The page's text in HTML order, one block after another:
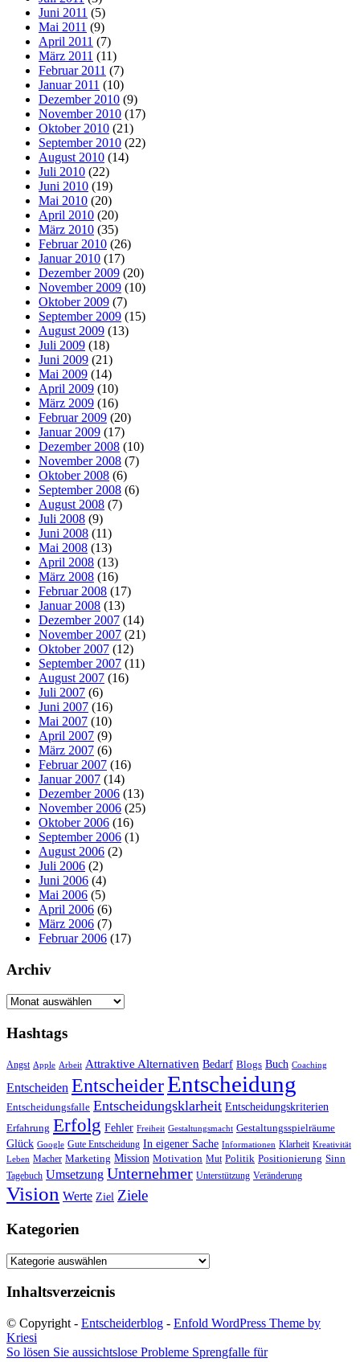
Juni 2011 (5)
Mai 2011 (9)
April 2011 (7)
März 2011 (11)
Februar 2011 (7)
Januar 2011 (10)
Dezember 2010 (9)
November 2010 (17)
Oktober 2010 (21)
September 2010 (22)
August 2010 (14)
Juli 2010 (22)
Juni 2010 (19)
Mai 2010 (20)
April 2010 (20)
März 2010 (35)
Februar 2010 (26)
Januar 2010 (17)
Dezember 2009 (20)
November 2009 (10)
Oktober 2009 (7)
September 2009 (15)
August 2009 (13)
Juli 2009 (18)
Juni 2009 (21)
Mai 2009 (14)
April 2009 (10)
März 2009 (16)
Februar 2009 (20)
Januar 2009 (17)
Dezember 2008 (10)
November 2008 (7)
Oktober 2008 (6)
September 2008 (6)
August 2008 (7)
Juli 2008 (9)
Juni 2008 (11)
Mai 2008 (13)
April 2008 (13)
März 2008 (16)
Februar 2008 (17)
Januar 2008 (13)
Dezember 2007 (14)
November 2007 (21)
Oktober 2007 (12)
September 2007 (11)
August 2007 (16)
Juli 2007 (6)
Juni 2007 (16)
Mai 2007 (10)
April 2007 (9)
März 2007 (6)
Februar 2007 (16)
Januar 2007 (14)
Dezember 2006 (13)
November 2006 (25)
Oktober 2006 (16)
September 2006 (1)
August 2006 (2)
Juli 2006 (2)
Juni 2006 (4)
Mai 2006 (5)
April 2006 (6)
März 2006 (7)
Februar 2006 (17)
Archiv
Archiv
Hashtags
Angst Apple Arbeit Attraktive Alternativen Bedarf Blogs Buch Coaching
Entscheiden EntscheiderEntscheidung
Entscheidungsfalle Entscheidungsklarheit Entscheidungskriterien
Erfahrung Erfolg Fehler Freiheit Gestaltungsmacht Gestaltungsspielräume
Glück Google Gute Entscheidung In eigener Sache Informationen Klarheit Kreativität
Leben Macher Marketing Mission Motivation Mut Politik Positionierung Sinn
Tagebuch Umsetzung Unternehmer Unterstützung Veränderung
Vision Werte Ziel Ziele
Kategorien
Kategorien
Inhaltsverzeicnis
© Copyright - Entscheiderblog - Enfold WordPress Theme by
Kriesi
So lösen Sie aussichtslose Probleme Sprengfalle für